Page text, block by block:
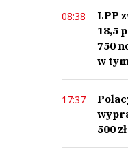
08:38
LPP
18,5
750
w
17:37
500